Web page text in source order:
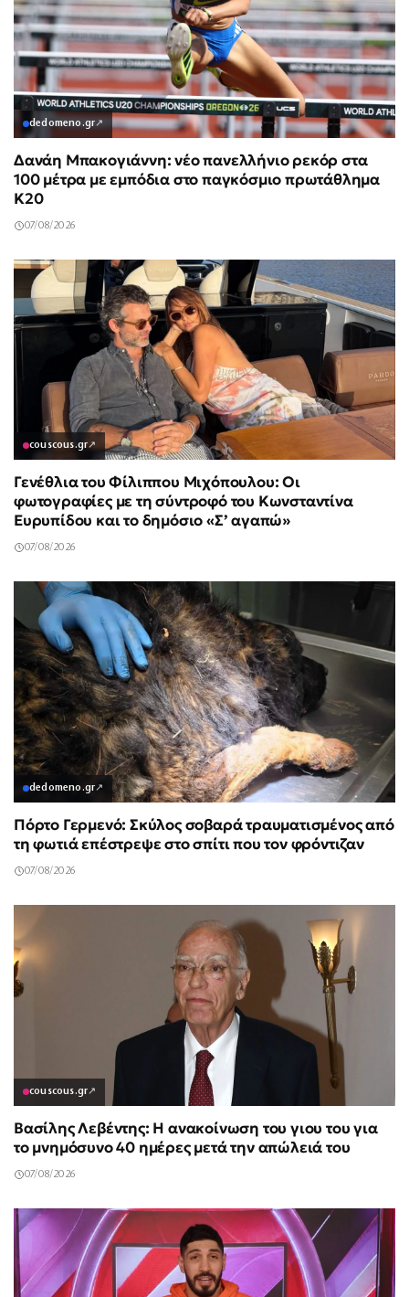
dedomeno.gr↗
Δανάη Μπακογιάννη: νέο πανελλήνιο ρεκόρ στα
100 μέτρα με εμπόδια στο παγκόσμιο πρωτάθλημα
Κ20
07/08/2026
couscous.gr↗
Γενέθλια του Φίλιππου Μιχόπουλου: Οι
φωτογραφίες με τη σύντροφό του Κωνσταντίνα
Ευρυπίδου και το δημόσιο «Σ’ αγαπώ»
07/08/2026
dedomeno.gr↗
Πόρτο Γερμενό: Σκύλος σοβαρά τραυματισμένος από
τη φωτιά επέστρεψε στο σπίτι που τον φρόντιζαν
07/08/2026
couscous.gr↗
Βασίλης Λεβέντης: Η ανακοίνωση του γιου του για
το μνημόσυνο 40 ημέρες μετά την απώλειά του
07/08/2026